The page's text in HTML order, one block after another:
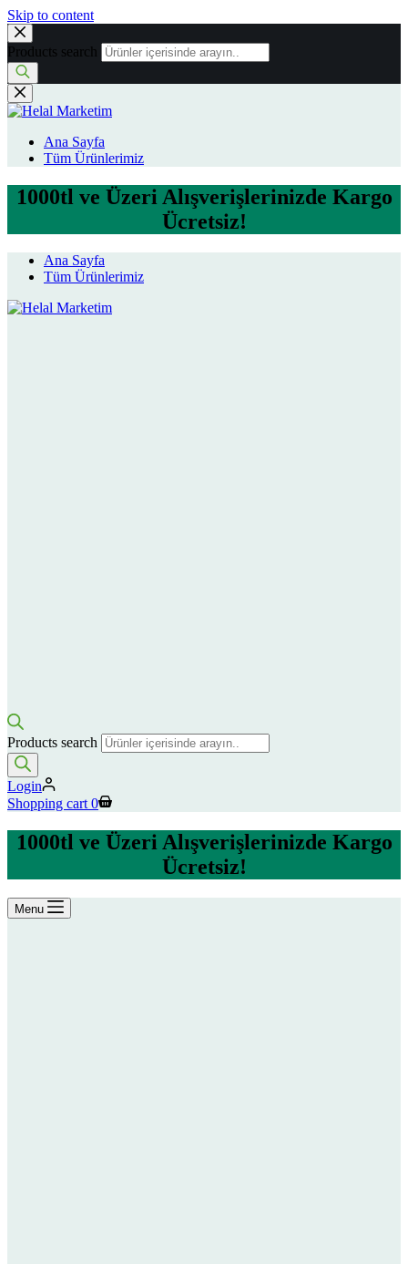
Skip to content
Products search
Ana Sayfa
Tüm Ürünlerimiz
1000tl ve Üzeri Alışverişlerinizde Kargo
Ücretsiz!
Ana Sayfa
Tüm Ürünlerimiz
Products search
Login
Shopping cart 0
1000tl ve Üzeri Alışverişlerinizde Kargo
Ücretsiz!
Menu